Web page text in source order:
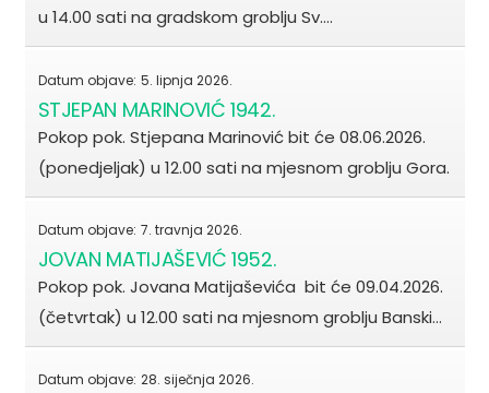
u 14.00 sati na gradskom groblju Sv.…
Datum objave: 5. lipnja 2026.
STJEPAN MARINOVIĆ 1942.
Pokop pok. Stjepana Marinović bit će 08.06.2026.
(ponedjeljak) u 12.00 sati na mjesnom groblju Gora.
Datum objave: 7. travnja 2026.
JOVAN MATIJAŠEVIĆ 1952.
Pokop pok. Jovana Matijaševića bit će 09.04.2026.
(četvrtak) u 12.00 sati na mjesnom groblju Banski…
Datum objave: 28. siječnja 2026.